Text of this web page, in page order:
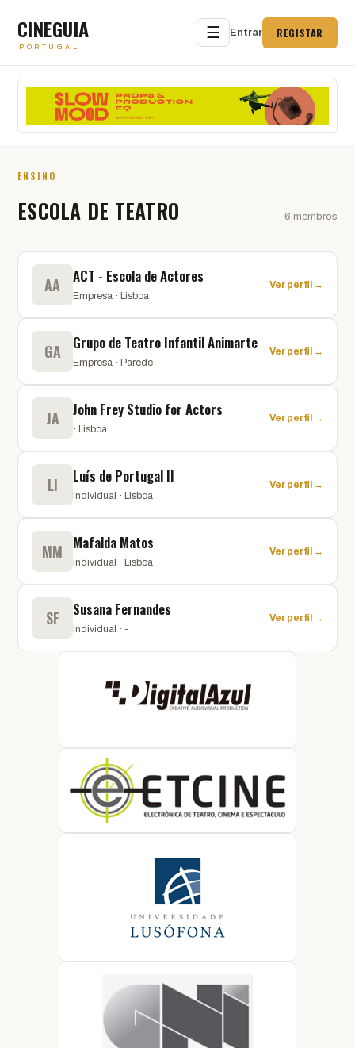
CINEGUIA
PORTUGAL
☰ Entrar REGISTAR
ENSINO
ESCOLA DE TEATRO 6 membros
AA ACT - Escola de Actores
Empresa · Lisboa
Ver perfil →
GA Grupo de Teatro Infantil Animarte
Empresa · Parede
Ver perfil →
JA John Frey Studio for Actors
· Lisboa
Ver perfil →
LI Luís de Portugal II
Individual · Lisboa
Ver perfil →
MM Mafalda Matos
Individual · Lisboa
Ver perfil →
SF Susana Fernandes
Individual · -
Ver perfil →